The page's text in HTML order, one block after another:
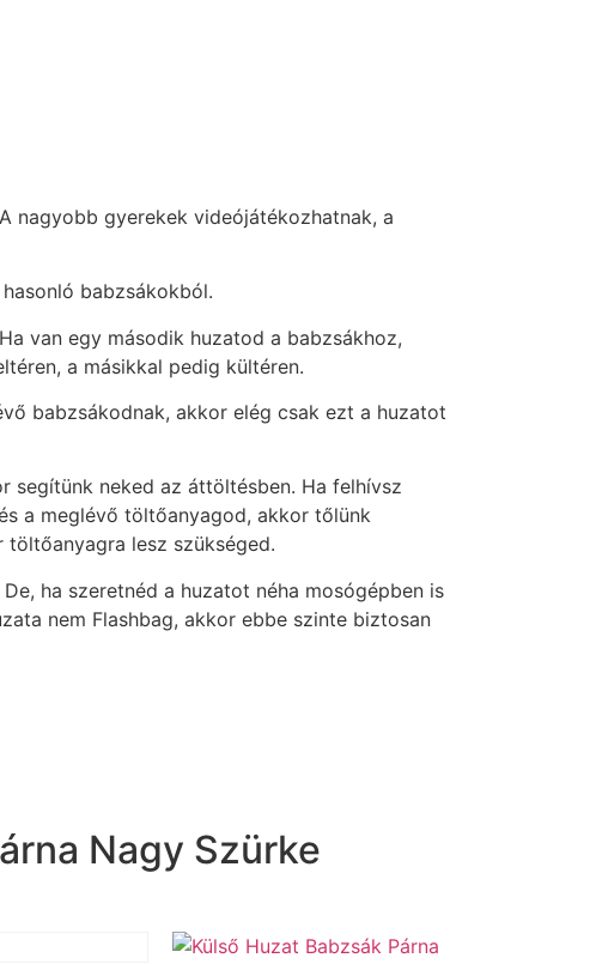
nagyobb gyerekek videójátékozhatnak, a
babzsákokból.
van egy második huzatod a babzsákhoz,
a másikkal pedig kültéren.
babzsákodnak, akkor elég csak ezt a huzatot
segítünk neked az áttöltésben. Ha felhívsz
a meglévő töltőanyagod, akkor tőlünk
lesz szükséged.
ha szeretnéd a huzatot néha mosógépben is
nem Flashbag, akkor ebbe szinte biztosan
Nagy Szürke